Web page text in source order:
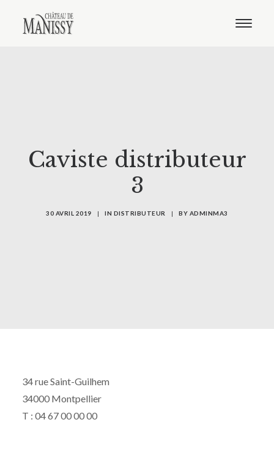
Caviste distributeur
3
30 AVRIL 2019 | IN DISTRIBUTEUR | BY ADMINMA3
34 rue Saint-Guilhem
34000 Montpellier
T : 04 67 00 00 00